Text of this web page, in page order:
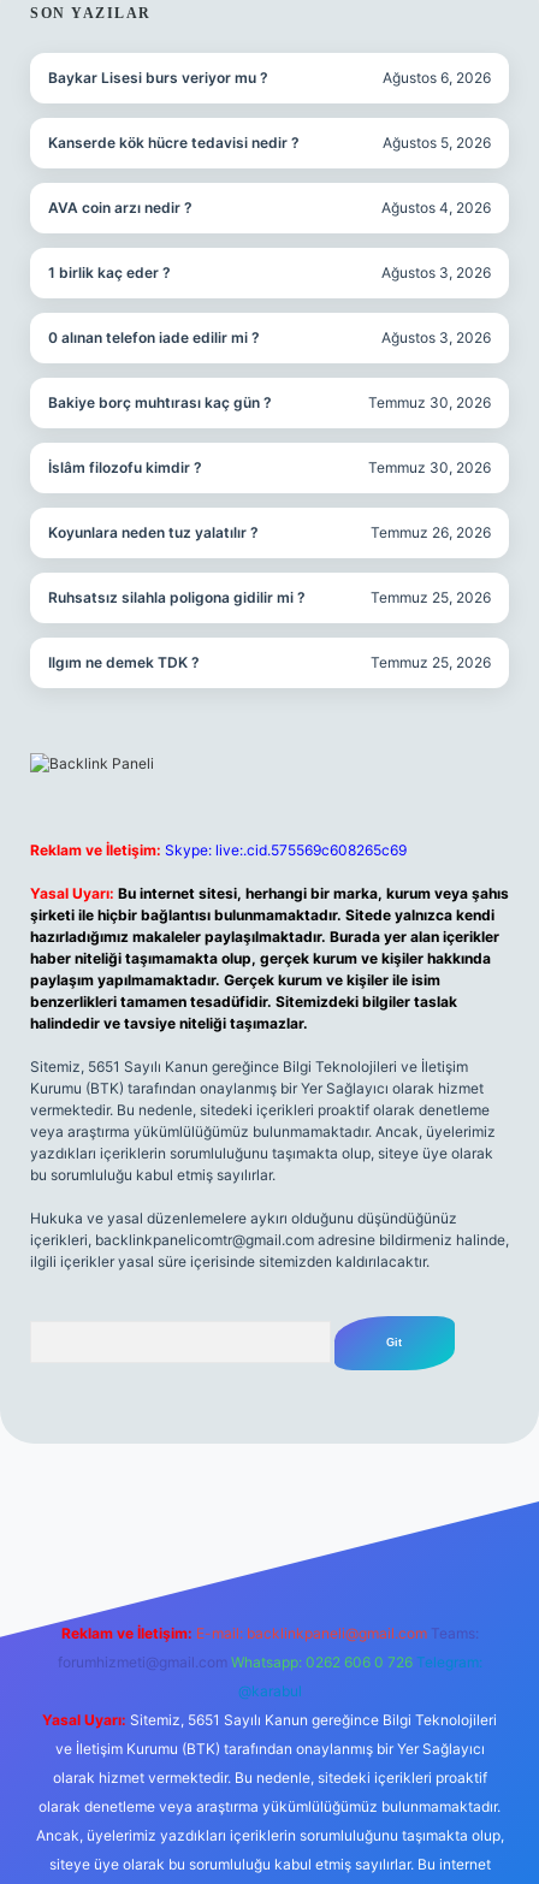
SIDEBAR
SON YAZILAR
Baykar Lisesi burs veriyor mu ? Ağustos 6, 2026
Kanserde kök hücre tedavisi nedir ? Ağustos 5, 2026
AVA coin arzı nedir ? Ağustos 4, 2026
1 birlik kaç eder ? Ağustos 3, 2026
0 alınan telefon iade edilir mi ? Ağustos 3, 2026
Bakiye borç muhtırası kaç gün ? Temmuz 30, 2026
İslâm filozofu kimdir ? Temmuz 30, 2026
Koyunlara neden tuz yalatılır ? Temmuz 26, 2026
Ruhsatsız silahla poligona gidilir mi ? Temmuz 25, 2026
Ilgım ne demek TDK ? Temmuz 25, 2026
Reklam ve İletişim: Skype: live:.cid.575569c608265c69
Yasal Uyarı: Bu internet sitesi, herhangi bir marka, kurum veya şahıs
şirketi ile hiçbir bağlantısı bulunmamaktadır. Sitede yalnızca kendi
hazırladığımız makaleler paylaşılmaktadır. Burada yer alan içerikler
haber niteliği taşımamakta olup, gerçek kurum ve kişiler hakkında
paylaşım yapılmamaktadır. Gerçek kurum ve kişiler ile isim
benzerlikleri tamamen tesadüfidir. Sitemizdeki bilgiler taslak
halindedir ve tavsiye niteliği taşımazlar.
Sitemiz, 5651 Sayılı Kanun gereğince Bilgi Teknolojileri ve İletişim
Kurumu (BTK) tarafından onaylanmış bir Yer Sağlayıcı olarak hizmet
vermektedir. Bu nedenle, sitedeki içerikleri proaktif olarak denetleme
veya araştırma yükümlülüğümüz bulunmamaktadır. Ancak, üyelerimiz
yazdıkları içeriklerin sorumluluğunu taşımakta olup, siteye üye olarak
bu sorumluluğu kabul etmiş sayılırlar.
Hukuka ve yasal düzenlemelere aykırı olduğunu düşündüğünüz
içerikleri, backlinkpanelicomtr@gmail.com adresine bildirmeniz halinde,
ilgili içerikler yasal süre içerisinde sitemizden kaldırılacaktır.
Reklam ve İletişim: E-mail: backlinkpaneli@gmail.com Teams:
forumhizmeti@gmail.com Whatsapp: 0262 606 0 726 Telegram:
@karabul
Yasal Uyarı: Sitemiz, 5651 Sayılı Kanun gereğince Bilgi Teknolojileri
ve İletişim Kurumu (BTK) tarafından onaylanmış bir Yer Sağlayıcı
olarak hizmet vermektedir. Bu nedenle, sitedeki içerikleri proaktif
olarak denetleme veya araştırma yükümlülüğümüz bulunmamaktadır.
Ancak, üyelerimiz yazdıkları içeriklerin sorumluluğunu taşımakta olup,
siteye üye olarak bu sorumluluğu kabul etmiş sayılırlar. Bu internet